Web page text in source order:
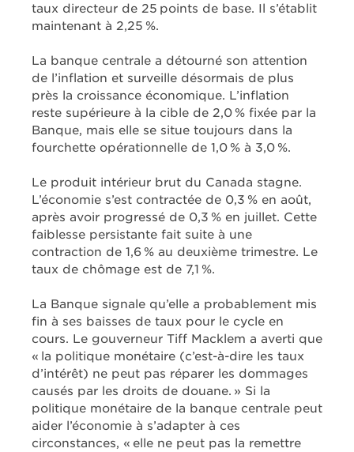
taux directeur de 25 points de base. Il s’établit
maintenant à 2,25 %.
La banque centrale a détourné son attention
de l’inflation et surveille désormais de plus
près la croissance économique. L’inflation
reste supérieure à la cible de 2,0 % fixée par la
Banque, mais elle se situe toujours dans la
fourchette opérationnelle de 1,0 % à 3,0 %.
Le produit intérieur brut du Canada stagne.
L’économie s’est contractée de 0,3 % en août,
après avoir progressé de 0,3 % en juillet. Cette
faiblesse persistante fait suite à une
contraction de 1,6 % au deuxième trimestre. Le
taux de chômage est de 7,1 %.
La Banque signale qu’elle a probablement mis
fin à ses baisses de taux pour le cycle en
cours. Le gouverneur Tiff Macklem a averti que
« la politique monétaire (c’est-à-dire les taux
d’intérêt) ne peut pas réparer les dommages
causés par les droits de douane. » Si la
politique monétaire de la banque centrale peut
aider l’économie à s’adapter à ces
circonstances, « elle ne peut pas la remettre